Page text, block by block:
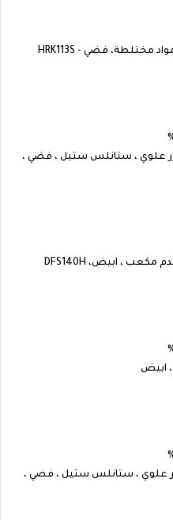
فريزر علوي ، ستانلس ستيل ، فضي ،
فريزر علوي ، ستانلس ستيل ، فضي ،